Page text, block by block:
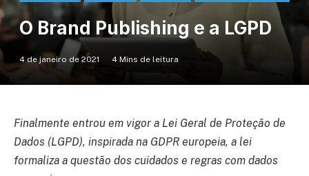
O Brand Publishing e a LGPD
4 de janeiro de 2021 4 Mins de leitura
Finalmente entrou em vigor a Lei Geral de Proteção de
Dados (LGPD), inspirada na GDPR europeia, a lei
formaliza a questão dos cuidados e regras com dados